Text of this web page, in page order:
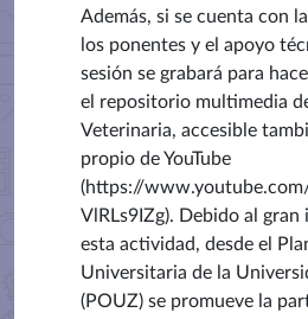
Además, si se cuenta con
los ponentes y el apoyo
sesión se grabará para
el repositorio multimedia
Veterinaria, accesible
propio de YouTube
(https://
VlRLs9IZg). Debido al
esta actividad, desde el
Universitaria de la
(POUZ) se promueve la